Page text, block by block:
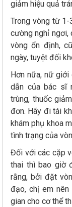
giảm hiệu quả
Trong vòng từ
cường nghỉ ngơi,
vòng ổn định,
ngày, tuyệt đối
Hơn nữa, nữ
dẫn của bác sĩ
trùng, thuốc
đơn. Hãy đi tái
khám phụ khoa
tình trạng của
Đối với các cặp
thai thì bao giờ
rằng, bởi đặt
đạo, chị em
gian cho cơ thể